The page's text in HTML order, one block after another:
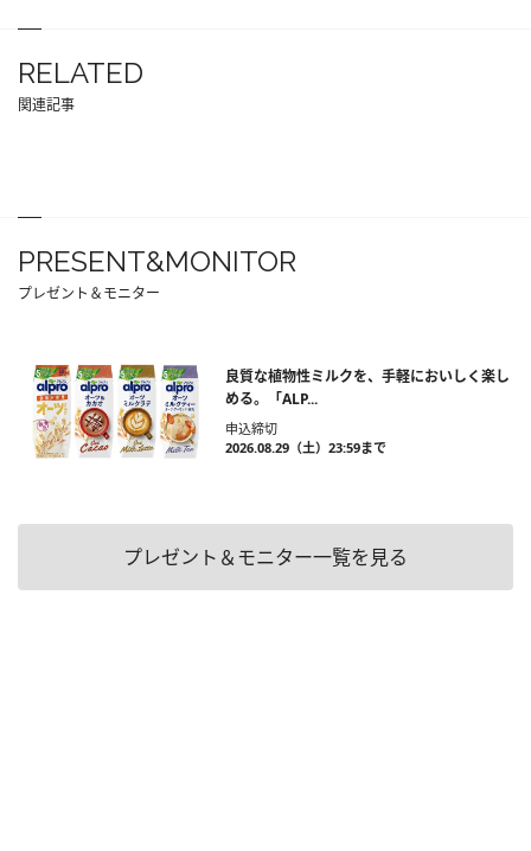
RELATED
関連記事
PRESENT&MONITOR
プレゼント＆モニター
良質な植物性ミルクを、手軽においしく楽し
める。「ALP...
申込締切
2026.08.29（土）23:59まで
プレゼント＆モニター一覧を見る